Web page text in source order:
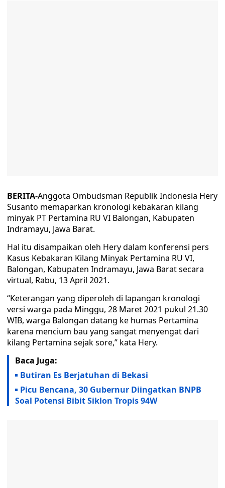
BERITA-Anggota Ombudsman Republik Indonesia Hery
Susanto memaparkan kronologi kebakaran kilang
minyak PT Pertamina RU VI Balongan, Kabupaten
Indramayu, Jawa Barat.
Hal itu disampaikan oleh Hery dalam konferensi pers
Kasus Kebakaran Kilang Minyak Pertamina RU VI,
Balongan, Kabupaten Indramayu, Jawa Barat secara
virtual, Rabu, 13 April 2021.
“Keterangan yang diperoleh di lapangan kronologi
versi warga pada Minggu, 28 Maret 2021 pukul 21.30
WIB, warga Balongan datang ke humas Pertamina
karena mencium bau yang sangat menyengat dari
kilang Pertamina sejak sore,” kata Hery.
Baca Juga:
Butiran Es Berjatuhan di Bekasi
Picu Bencana, 30 Gubernur Diingatkan BNPB
Soal Potensi Bibit Siklon Tropis 94W